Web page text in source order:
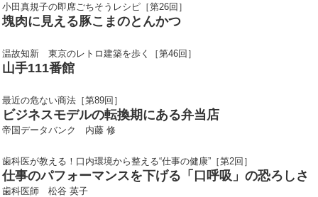
小田真規子の即席ごちそうレシピ［第26回］
塊肉に見える豚こまのとんかつ
温故知新 東京のレトロ建築を歩く［第46回］
山手111番館
最近の危ない商法［第89回］
ビジネスモデルの転換期にある弁当店
帝国データバンク 内藤 修
歯科医が教える！口内環境から整える“仕事の健康”［第2回］
仕事のパフォーマンスを下げる「口呼吸」の恐ろしさ
歯科医師 松谷 英子